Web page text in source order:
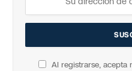
Al registrarse, acepta